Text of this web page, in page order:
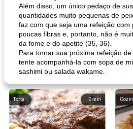
Além disso, um único pedaço de
quantidades muito pequenas de
faz com que seja uma refeição
poucas fibras e, portanto, não é
da fome e do apetite (35, 36).
Para tornar sua próxima refeição de
tente acompanhá-la com sopa de
sashimi ou salada wakame.
0min
Torta